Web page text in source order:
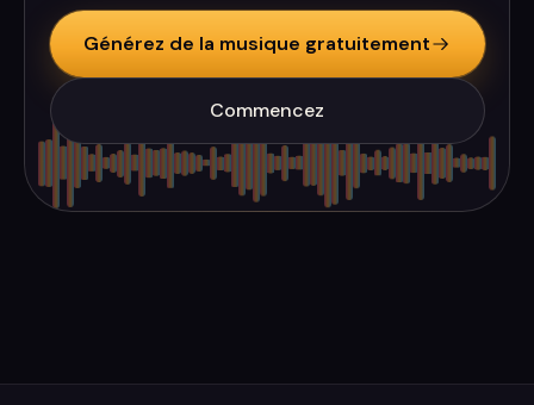
Générez de la musique gratuitement
Commencez